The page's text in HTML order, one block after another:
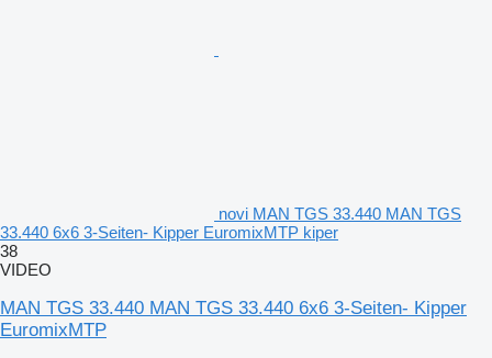
novi MAN TGS 33.440 MAN TGS
33.440 6x6 3-Seiten- Kipper EuromixMTP kiper
38
VIDEO
MAN TGS 33.440 MAN TGS 33.440 6x6 3-Seiten- Kipper
EuromixMTP